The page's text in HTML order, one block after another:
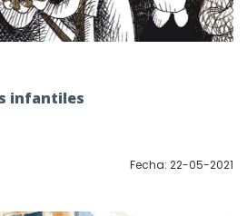
infantiles
Fecha: 22-05-2021